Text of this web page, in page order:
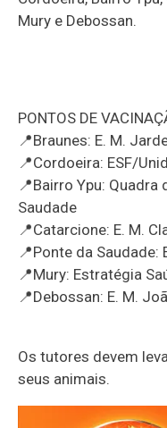
Mury e Debossan.
PONTOS DE
📍Braunes: E. M.
📍Cordoeira: ESF/
📍Bairro Ypu: Quadra
Saudade
📍Catarcione: E. M.
📍Ponte da Saudade:
📍Mury: Estratégia
📍Debossan: E. M.
Os tutores devem
seus animais.